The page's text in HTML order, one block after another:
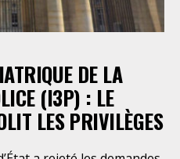
DE LA
(I3P) : LE
LES PRIVILÈGES